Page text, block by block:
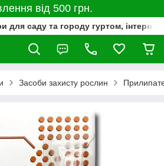
від 500 грн.
для саду та городу гуртом,
Засоби захисту рослин